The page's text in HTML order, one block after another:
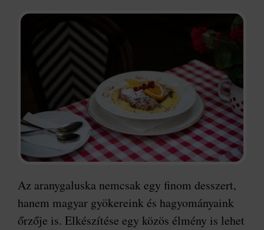
Az aranygaluska nemcsak egy finom desszert,
hanem magyar gyökereink és hagyományaink
őrzője is. Elkészítése egy közös élmény is lehet